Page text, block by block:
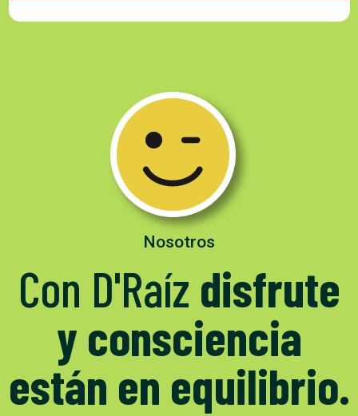
Nosotros
Con D'Raíz disfrute
y consciencia
están en equilibrio.